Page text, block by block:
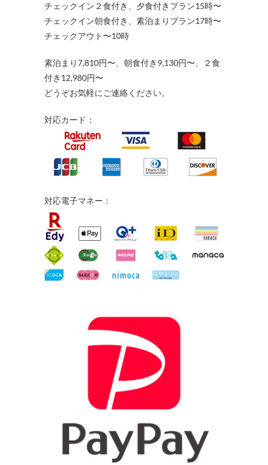
チェックイン２食付き、夕食付きプラン15時〜
チェックイン朝食付き、素泊まりプラン17時〜
チェックアウト〜10時
素泊まり7,810円〜、朝食付き9,130円〜、２食
付き12,980円〜
どうぞお気軽にご連絡ください。
対応カード：
対応電子マネー：